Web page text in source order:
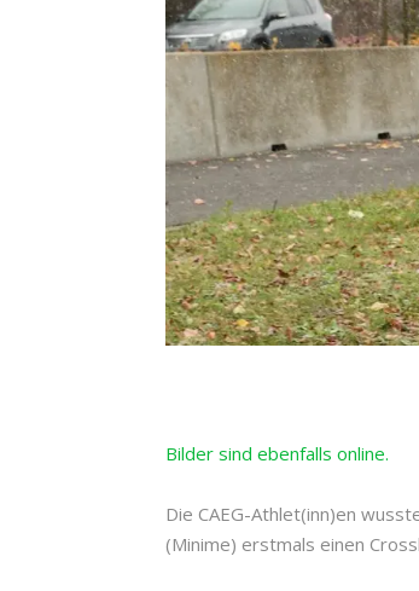
Bilder sind ebenfalls online.
Die CAEG-Athlet(inn)en
(Minime) erstmals einen